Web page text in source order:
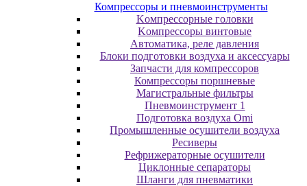
Компрессоры и пневмоинструменты
Koмпpeccopныe гoлoвки
Koмпpeccopы винтoвыe
Автоматика, реле давления
Блоки подготовки воздуха и аксессуары
Запчасти для компрессоров
Компрессоры поршневые
Магистральные фильтры
Пневмоинструмент 1
Подготовка воздуха Omi
Промышленные осушители воздуха
Ресиверы
Рефрижераторные осушители
Циклонные сепараторы
Шланги для пневматики